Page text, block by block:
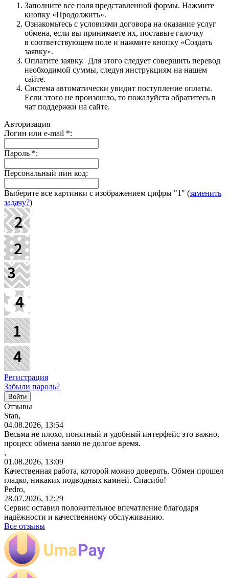
Заполните все поля представленной формы. Нажмите
кнопку «Продолжить».
Ознакомьтесь с условиями договора на оказание услуг
обмена, если вы принимаете их, поставьте галочку
в соответствующем поле и нажмите кнопку «Создать
заявку».
Оплатите заявку. Для этого следует совершить перевод
необходимой суммы, следуя инструкциям на нашем
сайте.
Система автоматически увидит поступление оплаты.
Если этого не произошло, то пожалуйста обратитесь в
чат поддержки на сайте.
Авторизация
Логин или e-mail *:
Пароль *:
Персональный пин код:
Выберите все картинки с изображением цифры "1" (заменить
задачу?)
Регистрация
Забыли пароль?
Отзывы
Stan,
04.08.2026, 13:54
Весьма не плохо, понятный и удобный интерфейс это важно,
процесс обмена занял не долгое время.
,
01.08.2026, 13:09
Качественная работа, которой можно доверять. Обмен прошел
гладко, никаких подводных камней. Спасибо!
Pedro,
28.07.2026, 12:29
Сервис оставил положительное впечатление благодаря
надёжности и качественному обслуживанию.
Все отзывы